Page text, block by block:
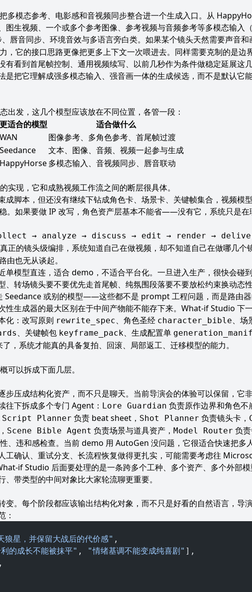
多模态参考、电影感和音视频同步整合进一个生成入口。从
图生视频、一个或多个参考图像、参考视频与音频参考等多模态输入
唇音同步、环境音效与多语言旁白类。如果某个镜头天然需要声音和
，它的接口思路更像把更多上下文一次喂进去。同样需要克制的是
有看到首尾帧控制、通用视频续写、以前几秒作为条件做稳定延展这
是把它理解成强多模态输入、强音画一体的生成候选，而不是默认它
发，这几个模型应该放在不同位置，各管一段：
更适合的模型
适合做什么
WAN
图像参考、多角色参考、首尾帧过渡
Seedance
文本、图像、音频、视频一起参与生成
HappyHorse多模态输入、音视频同步、唇音联动
现，它和成熟视频工作流之间的断层很具体。
成脚本，但还没有继续下钻成角色卡、场景卡、关键帧集合，视频模
。如果要做 IP 改写，角色资产层基本不能省——没有它，系统只是在
→ analyze → discuss → edit → render →
正的镜头级编排，系统知道自己在做视频，却不知道自己在做哪几个
也无从谈起。
单模型直连，适合 demo，不适合平台化。一旦进入生产，很快会碰
、转场镜头要不要优先走首尾帧、纯氛围段落要不要放松约束换动态
Seedance 或别的模型——这些都不是 prompt 工程问题，而是路由器
性生成器的最大区别在于中间产物能不能存下来。What-if Studio 下
化：改写原则 rewrite_spec、角色圣经 character_bible、场
、关键帧包 keyframe_pack、生成配置单
，系统才能真的具备复拍、回滚、局部返工、迁移模型的能力。
以拆成下面几层。
步压成结构化资产，而不只是聊天。当前导演会的体验可以保留，它
往下拆成多个专门 Agent： Lore Guardian 负责原作边界和角色不
Script Planner 负责 beat sheet， Shot Planner 负责镜头卡，
Scene Bible Agent 负责场景与道具资产， Model Router 负
、违和感检查。当前 demo 用 AutoGen 没问题，它很适合快速把多
工确认、重试分支、长流程恢复做得更扎实，可能需要考虑往
if Studio 后面要处理的是一条跨多个工种、多个资产、多个外部
带类型的中间对象比大家轮流聊更重要。
变。每个阶段都应该输出结构化对象，而不只是好看的自然语言，导
：
狼星，并保留大战后的代价感" ,
的成长不能被抹平" , "情绪基调不能变成纯喜剧" ],